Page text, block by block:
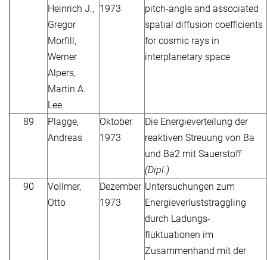
Heinrich J.,
Gregor
Morfill,
Werner
Alpers,
Martin A.
Lee
1973
pitch-angle and associated
spatial diffusion coefficients
for cosmic rays in
interplanetary space
89
Plagge,
Andreas
Oktober
1973
Die Energieverteilung der
reaktiven Streuung von Ba
und Ba2 mit Sauerstoff
(Dipl.)
90
Vollmer,
Otto
Dezember
1973
Untersuchungen zum
Energieverluststraggling
durch Ladungs-
fluktuationen im
Zusammenhand mit der